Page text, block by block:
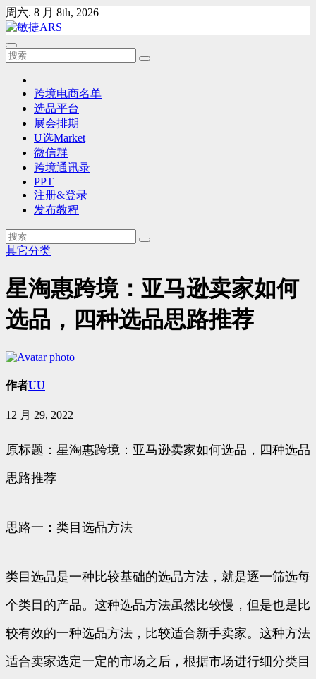
Skip
to
content
周六. 8 月 8th, 2026
跨境电商名单
选品平台
展会排期
U选Market
微信群
跨境通讯录
PPT
注册&登录
发布教程
其它分类
星淘惠跨境：亚马逊卖家如何
选品，四种选品思路推荐
作者UU
12 月 29, 2022
原标题：星淘惠跨境：亚马逊卖家如何选品，四种选品
思路推荐
思路一：类目选品方法
类目选品是一种比较基础的选品方法，就是逐一筛选每
个类目的产品。这种选品方法虽然比较慢，但是也是比
较有效的一种选品方法，比较适合新手卖家。这种方法
适合卖家选定一定的市场之后，根据市场进行细分类目